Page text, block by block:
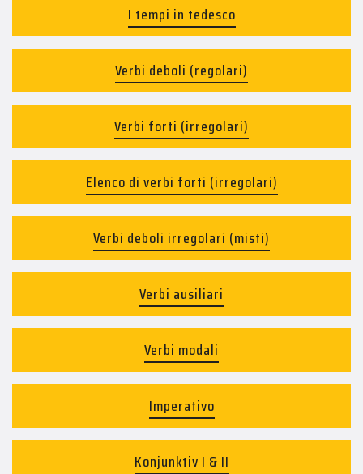
I tempi in tedesco
Verbi deboli (regolari)
Verbi forti (irregolari)
Elenco di verbi forti (irregolari)
Verbi deboli irregolari (misti)
Verbi ausiliari
Verbi modali
Imperativo
Konjunktiv I & II